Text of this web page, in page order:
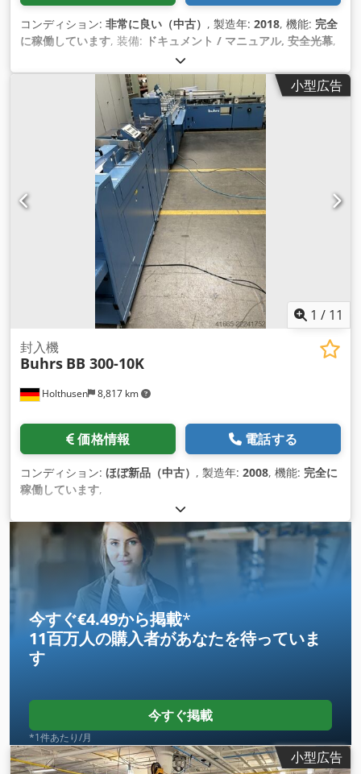
コンディション: 非常に良い（中古） , 製造年: 2018, 機能: 完全
に稼働しています, 装備: ドキュメント / マニュアル, 安全光幕,
小型広告
1 / 11
Holthusen 8,817 km
封入機
Buhrs BB 300-10K
価格情報 電話する
コンディション: ほぼ新品（中古） , 製造年: 2008, 機能: 完全に
稼働しています,
今すぐ€4.49から掲載*
11百万人の購入者があなたを待っていま
す
今すぐ掲載
*1件あたり/月
小型広告